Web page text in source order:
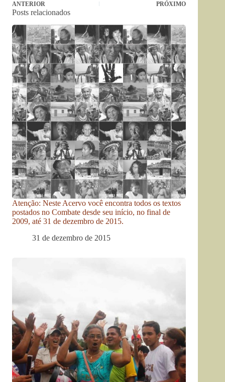
ANTERIOR PRÓXIMO
Posts relacionados
Atenção: Neste Acervo você encontra todos os textos
postados no Combate desde seu início, no final de
2009, até 31 de dezembro de 2015.
31 de dezembro de 2015